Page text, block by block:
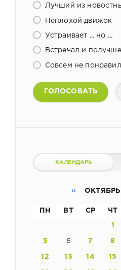
Лучший из
Неплохой движок
Устраивает ... но ...
Встречал и получше
Совсем не
ГОЛОСОВАТЬ
КАЛЕНДАРЬ
«
ПН ВТ СР ЧТ
1
5 6 7 8
12 13 14 15